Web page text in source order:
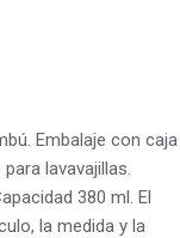
Embalaje con caja
lavavajillas.
380 ml. El
la medida y la